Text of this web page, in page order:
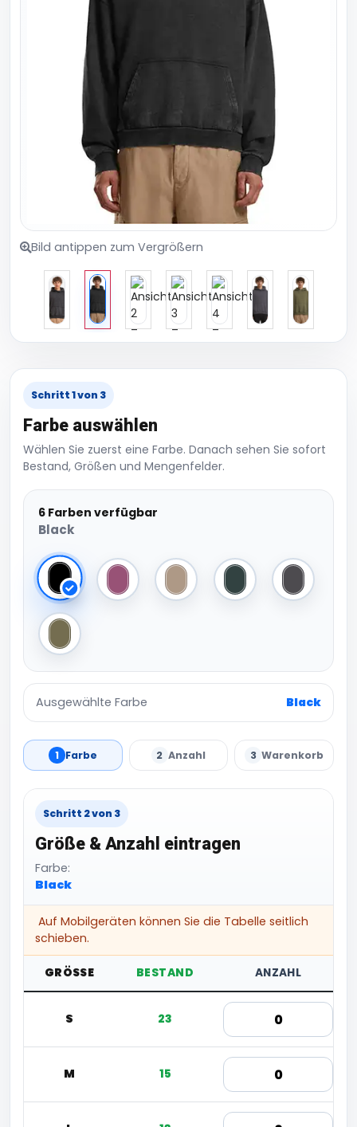
Bild antippen zum Vergrößern
Schritt 1 von 3
Farbe auswählen
Wählen Sie zuerst eine Farbe. Danach sehen Sie sofort
Bestand, Größen und Mengenfelder.
6 Farben verfügbar
Black
Black Cool Pink Chalk Dust Bottle GreenMagnet
Warm Khaki
Ausgewählte Farbe Black
1 Farbe 2 Anzahl 3 Warenkorb
Schritt 2 von 3
Größe & Anzahl eintragen
Farbe:
Black
Auf Mobilgeräten können Sie die Tabelle seitlich
schieben.
GRÖSSE BESTAND ANZAHL
S 23
M 15